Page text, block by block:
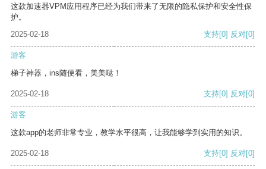
这款加速器VPM应用程序已经为我们带来了无限的隐私保护和安全性保
护。
2025-02-18
支持[0] 反对[0]
游客
梯子神器，ins随便看，美美哒！
2025-02-18 支持[0] 反对[0]
游客
这款app的老师非常专业，教学水平很高，让我能够学到实用的知识。
2025-02-18 支持[0] 反对[0]